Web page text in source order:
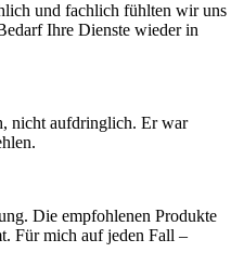
und fachlich fühlten wir uns
Ihre Dienste wieder in
nicht aufdringlich. Er war
Die empfohlenen Produkte
Für mich auf jeden Fall –